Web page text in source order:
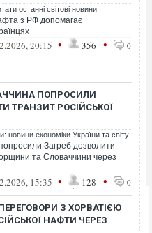
останні світові новини
з РФ допомагає
20:15 • 356 • 0
ПОПРОСИЛИ
ТРАНЗИТ РОСІЙСЬКОЇ
новини економіки України та світу.
Загреб дозволити
та Словаччини через
15:35 • 128 • 0
З ХОРВАТІЄЮ
НАФТИ ЧЕРЕЗ